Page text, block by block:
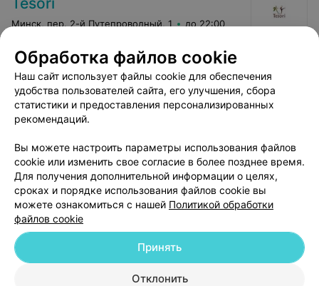
даже не намекнул, что этот массаж значительно
дороже! (может у меня денег таких нет!!!) И вообще,
желаемых ощущений и не навреди организму".
Массаж мне понравился. Но мой позитив улетучился,
когда на кассе меня известили, что я должна заплатить
110 руб. Хотела посоветовать знакомым спа-уходы в
этом клубе, подарить подругам сертификаты на их
посещение. Но увы...
Минск, пер. 2-й Путепроводный, 1 до 22:00
Ароматерапия
Цена по запросу
Добавить компанию
Обработка файлов cookie
Наш сайт использует файлы cookie для обеспечения
удобства пользователей сайта, его улучшения, сбора
статистики и предоставления персонализированных
рекомендаций.
Вы можете настроить параметры использования файлов
cookie или изменить свое согласие в более позднее время.
Для получения дополнительной информации о целях,
сроках и порядке использования файлов cookie вы
можете ознакомиться с нашей Политикой обработки
файлов cookie
Отклонить
Принять